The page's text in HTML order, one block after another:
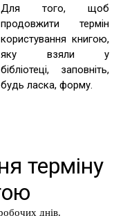
Для того, щоб
продовжити термін
користування книгою,
яку взяли у
бібліотеці, заповніть,
будь ласка, форму.